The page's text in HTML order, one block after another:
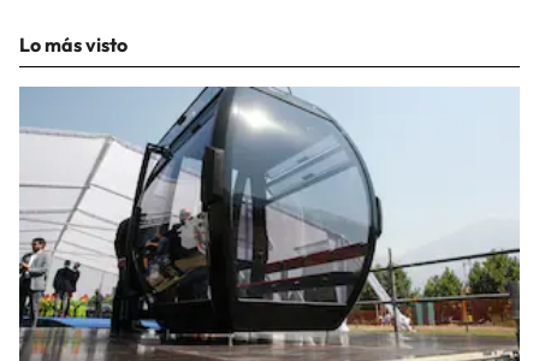
Lo más visto